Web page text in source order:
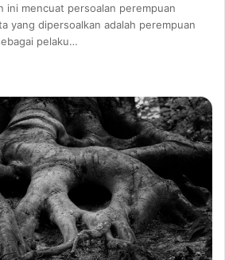
ini mencuat persoalan perempuan
yang dipersoalkan adalah perempuan
pelaku…